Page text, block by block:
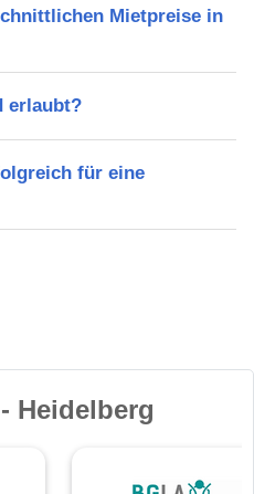
Mietpreise in
erlaubt?
für eine
Heidelberg